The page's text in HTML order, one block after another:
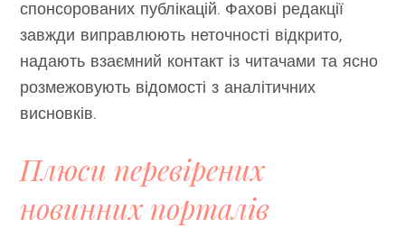
спонсорованих публікацій. Фахові редакції
завжди виправлюють неточності відкрито,
надають взаємний контакт із читачами та ясно
розмежовують відомості з аналітичних
висновків.
Плюси перевірених
новинних порталів